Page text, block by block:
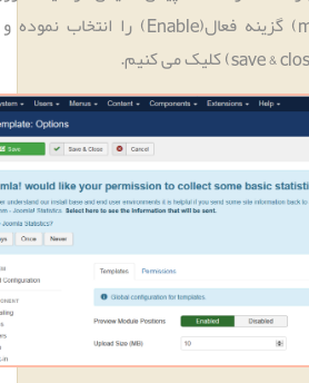
module position) گزینه فعال(Enable) را انتخاب نموده و سپس روی